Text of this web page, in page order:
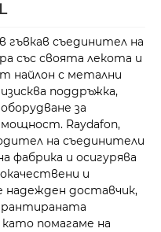
гъвкав съединител на
със своята лекота и
найлон с метални
поддръжка,
за
мощност. Raydafon,
на съединители
фабрика и осигурява
и
надежден доставчик,
помагаме на